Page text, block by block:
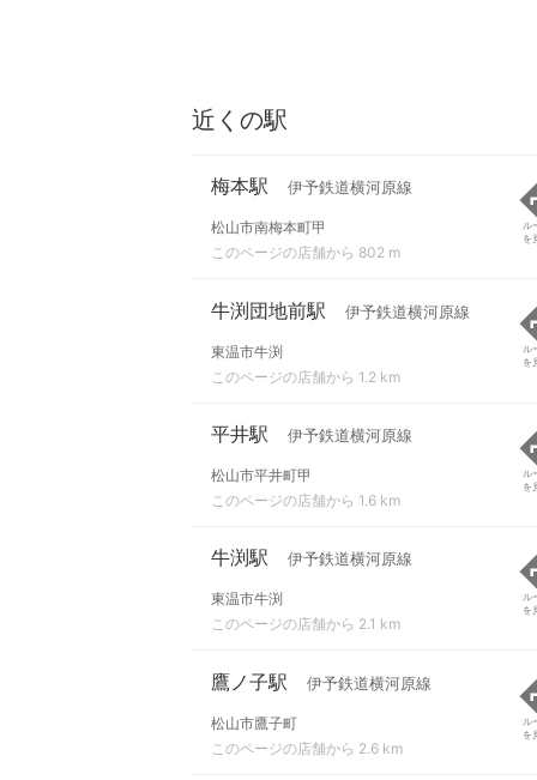
近くの駅
梅本駅 伊予鉄道横河原線
松山市南梅本町甲
このページの店舗から 802 m
ル
を
牛渕団地前駅 伊予鉄道横河原線
東温市牛渕
このページの店舗から 1.2 km
ル
を
平井駅 伊予鉄道横河原線
松山市平井町甲
このページの店舗から 1.6 km
ル
を
牛渕駅 伊予鉄道横河原線
東温市牛渕
このページの店舗から 2.1 km
ル
を
鷹ノ子駅 伊予鉄道横河原線
松山市鷹子町
このページの店舗から 2.6 km
ル
を